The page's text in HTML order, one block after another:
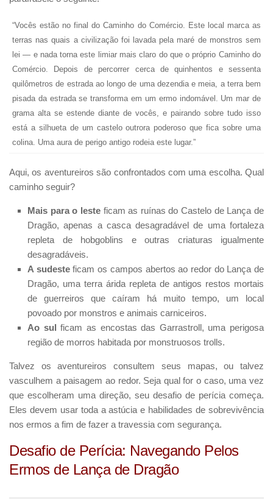
“Vocês estão no final do Caminho do Comércio. Este local marca as
terras nas quais a civilização foi lavada pela maré de monstros sem
lei — e nada torna este limiar mais claro do que o próprio Caminho do
Comércio. Depois de percorrer cerca de quinhentos e sessenta
quilômetros de estrada ao longo de uma dezendia e meia, a terra bem
pisada da estrada se transforma em um ermo indomável. Um mar de
grama alta se estende diante de vocês, e pairando sobre tudo isso
está a silhueta de um castelo outrora poderoso que fica sobre uma
colina. Uma aura de perigo antigo rodeia este lugar.”
Aqui, os aventureiros são confrontados com uma escolha. Qual
caminho seguir?
Mais para o lesteficam as ruínas do Castelo de Lança de
Dragão, apenas a casca desagradável de uma fortaleza
repleta de hobgoblins e outras criaturas igualmente
desagradáveis.
A sudesteficam os campos abertos ao redor do Lança de
Dragão, uma terra árida repleta de antigos restos mortais
de guerreiros que caíram há muito tempo, um local
povoado por monstros e animais carniceiros.
Ao sul ficam as encostas das Garrastroll, uma perigosa
região de morros habitada por monstruosos trolls.
Talvez os aventureiros consultem seus mapas, ou talvez
vasculhem a paisagem ao redor. Seja qual for o caso, uma vez
que escolheram uma direção, seu desafio de perícia começa.
Eles devem usar toda a astúcia e habilidades de sobrevivência
nos ermos a fim de fazer a travessia com segurança.
Desafio de Perícia: Navegando Pelos
Ermos de Lança de Dragão